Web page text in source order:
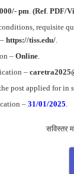
pm (Ref. PDF/
requisite
https://tiss.edu/.
–Online.
–
post applied for in
–31/01/2025
सविस्तर